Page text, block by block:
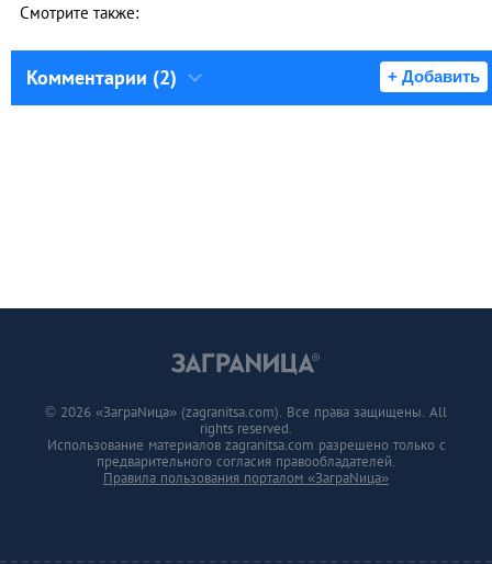
Смотрите также:
Комментарии (2) + Добавить
© 2026 «ЗаграNица» (zagranitsa.com). Все права защищены. All
rights reserved.
Использование материалов zagranitsa.com разрешено только с
предварительного согласия правообладателей.
Правила пользования порталом «ЗаграNица»